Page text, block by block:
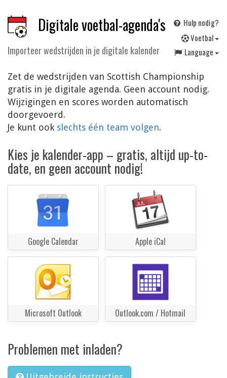
Digitale voetbal-agenda's
Importeer wedstrijden in je digitale kalender
Hulp nodig?
Voetbal
Language
Zet de wedstrijden van Scottish Championship
gratis in je digitale agenda. Geen account nodig.
Wijzigingen en scores worden automatisch
doorgevoerd.
Je kunt ook slechts één team volgen.
Kies je kalender-app – gratis, altijd up-to-
date, en geen account nodig!
Google Calendar Apple iCal
Microsoft Outlook Outlook.com / Hotmail
Problemen met inladen?